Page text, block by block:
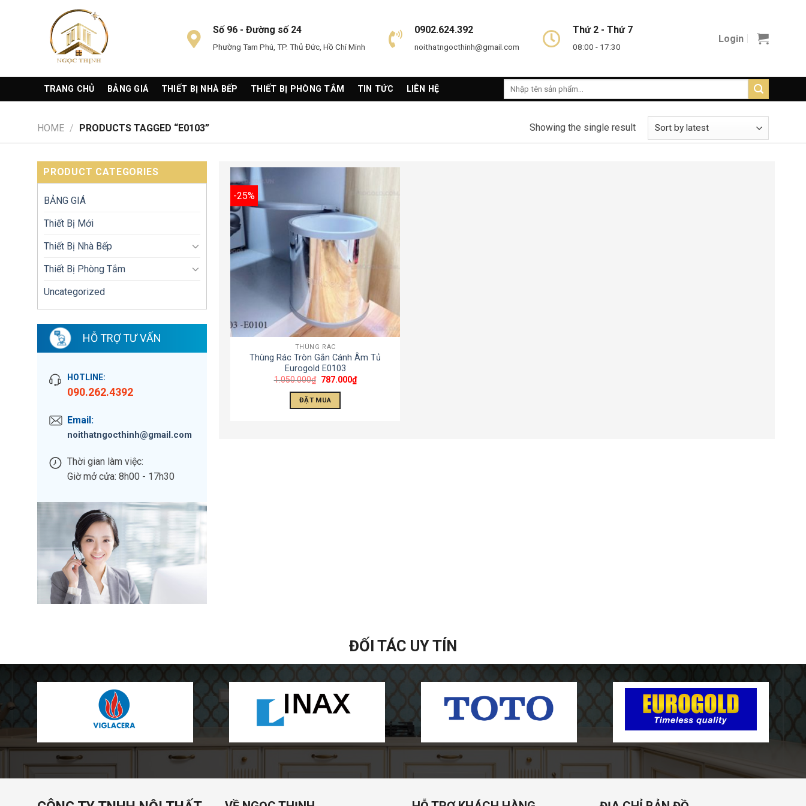
Số 96 - Đường số 24
Phường Tam Phú, TP. Thủ Đức, Hồ Chí Minh
0902.624.392
noithatngocthinh@gmail.com
Thứ 2 - Thứ 7
08:00 - 17:30
Login
TRANG CHỦ BẢNG GIÁ THIẾT BỊ NHÀ BẾP THIẾT BỊ PHÒNG TẮM TIN TỨC LIÊN HỆ
Search
HOME / PRODUCTS TAGGED “E0103” Showing the single result
PRODUCT CATEGORIES
BẢNG GIÁ
Thiết Bị Mới
Thiết Bị Nhà Bếp
Thiết Bị Phòng Tắm
Uncategorized
HỖ TRỢ TƯ VẤN
HOTLINE:
090.262.4392
Email:
noithatngocthinh@gmail.com
Thời gian làm việc:
Giờ mở cửa: 8h00 - 17h30
-25%
THÙNG RÁC
Thùng Rác Tròn Gắn Cánh Âm Tủ
Eurogold E0103
1.050.000₫ 787.000₫
ĐẶT MUA
ĐỐI TÁC UY TÍN